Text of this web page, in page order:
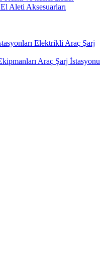
El Aleti Aksesuarları
Elektrikli Araç Şarj
Araç Şarj İstasyonu